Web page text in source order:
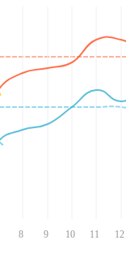
8 9 10 11 12